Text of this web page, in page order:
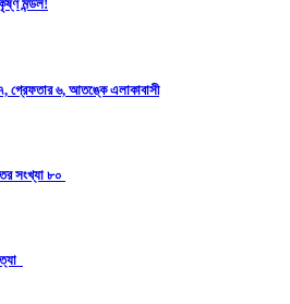
মন্ডল!
২৭, গ্রেফতার ৬, আতঙ্কে এলাকাবাসী
সংখ্যা ৮০